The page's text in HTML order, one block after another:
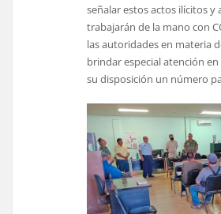
señalar estos actos ilícitos y
trabajarán de la mano con
las autoridades en materia
brindar especial atención
su disposición un número